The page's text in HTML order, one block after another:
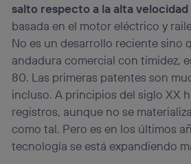
salto respecto a la alta
basada en el motor eléctrico y
No es un desarrollo reciente sino
andadura comercial con timidez,
80. Las primeras patentes son
incluso. A principios del siglo XX
registros, aunque no se
como tal. Pero es en los últimos
tecnología se está expandiendo